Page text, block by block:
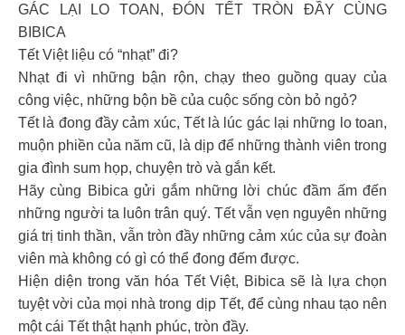
GÁC LẠI LO TOAN, ĐÓN TẾT TRÒN ĐẦY CÙNG
BIBICA
Tết Việt liệu có “nhạt” đi?
Nhạt đi vì những bận rộn, chạy theo guồng quay của
công việc, những bộn bề của cuộc sống còn bỏ ngỏ?
Tết là đong đầy cảm xúc, Tết là lúc gác lại những lo toan,
muộn phiền của năm cũ, là dịp để những thành viên trong
gia đình sum họp, chuyện trò và gắn kết.
Hãy cùng Bibica gửi gắm những lời chúc đầm ấm đến
những người ta luôn trân quý. Tết vẫn vẹn nguyên những
giá trị tinh thần, vẫn tròn đầy những cảm xúc của sự đoàn
viên mà không có gì có thể đong đếm được.
Hiện diện trong văn hóa Tết Việt, Bibica sẽ là lựa chọn
tuyệt vời của mọi nhà trong dịp Tết, để cùng nhau tạo nên
một cái Tết thật hạnh phúc, tròn đầy.